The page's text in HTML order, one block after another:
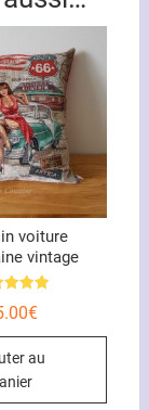
voiture
vintage
€
au